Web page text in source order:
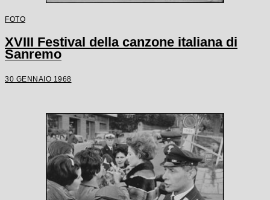
FOTO
XVIII Festival della canzone italiana di
Sanremo
30 GENNAIO 1968